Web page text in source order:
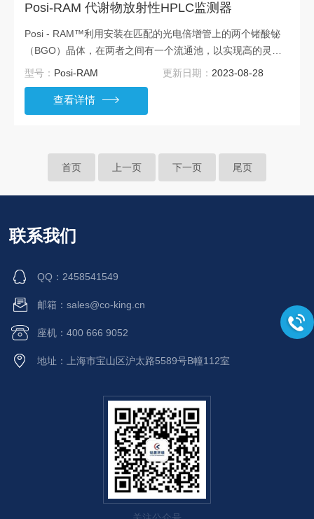
Posi-RAM 代谢物放射性HPLC监测器
Posi - RAM™利用安装在匹配的光电倍增管上的两个锗酸铋
（BGO）晶体，在两者之间有一个流通池，以实现高的灵敏
度。使用快速重合电子装置，只有当每个检测器装置在重合分
型号： Posi-RAM 更新日期： 2023-08-28
查看详情
首页 上一页 下一页 尾页
联系我们
QQ：2458541549
邮箱：sales@co-king.cn
座机：400 666 9052
地址：上海市宝山区沪太路5589号B幢112室